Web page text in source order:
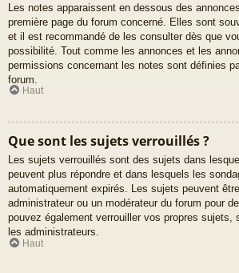
Les notes apparaissent en dessous des
première page du forum concerné. Elles sont
et il est recommandé de les consulter dès que
possibilité. Tout comme les annonces et les
permissions concernant les notes sont définies
forum.
Haut
Que sont les sujets verrouillés ?
Les sujets verrouillés sont des sujets dans
peuvent plus répondre et dans lesquels les
automatiquement expirés. Les sujets peuvent
administrateur ou un modérateur du forum pour
pouvez également verrouiller vos propres sujets,
les administrateurs.
Haut